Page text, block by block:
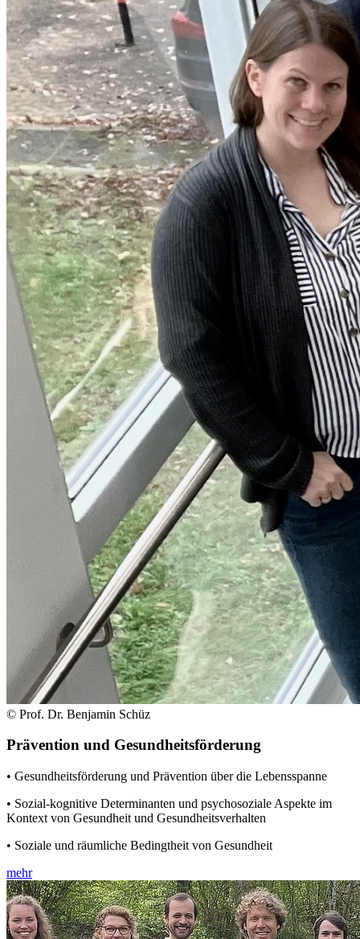
© Prof. Dr. Benjamin Schüz
Prävention und Gesundheitsförderung
• Gesundheitsförderung und Prävention über die Lebensspanne
• Sozial-kognitive Determinanten und psychosoziale Aspekte im
Kontext von Gesundheit und Gesundheitsverhalten
• Soziale und räumliche Bedingtheit von Gesundheit
mehr